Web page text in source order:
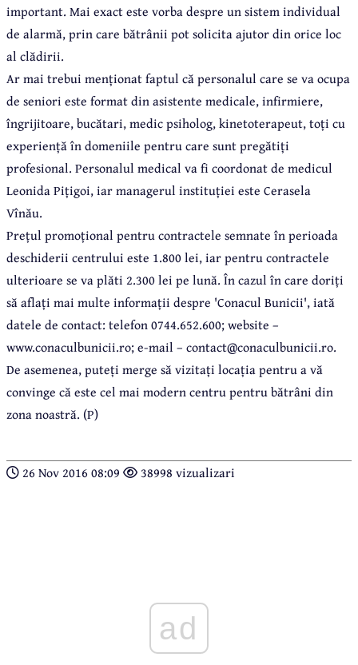
important. Mai exact este vorba despre un sistem individual
de alarmă, prin care bătrânii pot solicita ajutor din orice loc
al clădirii.
Ar mai trebui menționat faptul că personalul care se va ocupa
de seniori este format din asistente medicale, infirmiere,
îngrijitoare, bucătari, medic psiholog, kinetoterapeut, toți cu
experiență în domeniile pentru care sunt pregătiți
profesional. Personalul medical va fi coordonat de medicul
Leonida Pițigoi, iar managerul instituției este Cerasela
Vînău.
Prețul promoțional pentru contractele semnate în perioada
deschiderii centrului este 1.800 lei, iar pentru contractele
ulterioare se va plăti 2.300 lei pe lună. În cazul în care doriți
să aflați mai multe informații despre 'Conacul Bunicii', iată
datele de contact: telefon 0744.652.600; website –
www.conaculbunicii.ro; e-mail – contact@conaculbunicii.ro.
De asemenea, puteți merge să vizitați locația pentru a vă
convinge că este cel mai modern centru pentru bătrâni din
zona noastră. (P)
26 Nov 2016 08:09 38998 vizualizari
ad